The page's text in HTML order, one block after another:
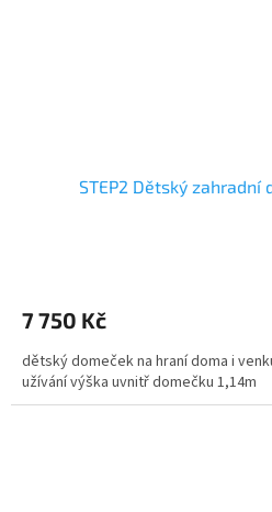
STEP2 Dětský zahradní
7 750 Kč
dětský domeček na hraní doma i
užívání výška uvnitř domečku 1,14m